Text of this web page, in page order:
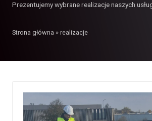
Prezentujemy wybrane realizacje naszych
Strona główna » realizacje